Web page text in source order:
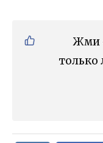
Жми
только